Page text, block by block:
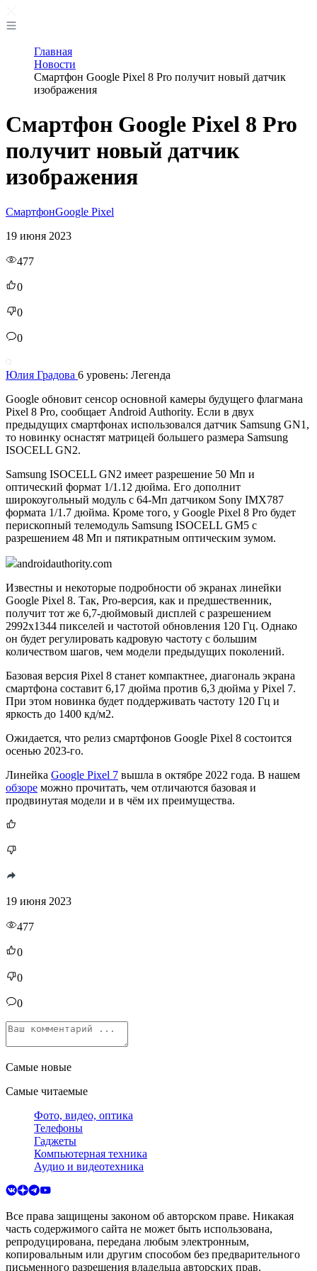
Главная
Новости
Смартфон Google Pixel 8 Pro получит новый датчик
изображения
Смартфон Google Pixel 8 Pro
получит новый датчик
изображения
СмартфонGoogle Pixel
19 июня 2023
477
0
0
0
Юлия Градова 6 уровень: Легенда
Google обновит сенсор основной камеры будущего флагмана
Pixel 8 Pro, сообщает Android Authority. Если в двух
предыдущих смартфонах использовался датчик Samsung GN1,
то новинку оснастят матрицей большего размера Samsung
ISOCELL GN2.
Samsung ISOCELL GN2 имеет разрешение 50 Мп и
оптический формат 1/1.12 дюйма. Его дополнит
широкоугольный модуль с 64-Мп датчиком Sony IMX787
формата 1/1.7 дюйма. Кроме того, у Google Pixel 8 Pro будет
перископный телемодуль Samsung ISOCELL GM5 с
разрешением 48 Мп и пятикратным оптическим зумом.
androidauthority.com
Известны и некоторые подробности об экранах линейки
Google Pixel 8. Так, Pro-версия, как и предшественник,
получит тот же 6,7-дюймовый дисплей с разрешением
2992х1344 пикселей и частотой обновления 120 Гц. Однако
он будет регулировать кадровую частоту с большим
количеством шагов, чем модели предыдущих поколений.
Базовая версия Pixel 8 станет компактнее, диагональ экрана
смартфона составит 6,17 дюйма против 6,3 дюйма у Pixel 7.
При этом новинка будет поддерживать частоту 120 Гц и
яркость до 1400 кд/м2.
Ожидается, что релиз смартфонов Google Pixel 8 состоится
осенью 2023-го.
Линейка Google Pixel 7 вышла в октябре 2022 года. В нашем
обзоре можно прочитать, чем отличаются базовая и
продвинутая модели и в чём их преимущества.
19 июня 2023
477
0
0
0
Самые новые
Самые читаемые
Фото, видео, оптика
Телефоны
Гаджеты
Компьютерная техника
Аудио и видеотехника
Все права защищены законом об авторском праве. Никакая
часть содержимого сайта не может быть использована,
репродуцирована, передана любым электронным,
копировальным или другим способом без предварительного
письменного разрешения владельца авторских прав.